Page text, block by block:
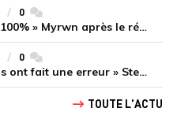
0commentaires
« J'ai décidé de m'investir à 100% » Myrwn après le réveil de Movistar KOI face à Fnatic
0commentaires
« Je veux juste prouver qu'ils ont fait une erreur » Stend se confie sur son mercato chaotique et ses ambitions avec Shifters
TOUTE L'ACTU